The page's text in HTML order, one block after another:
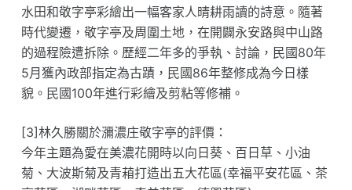
水田和敬字亭彩繪出一幅客家人晴耕雨讀的詩意。隨著
時代變遷，敬字亭及周圍土地，在開闢永安路與中山路
的過程險遭拆除。歷經二年多的爭執、討論，民國80年
5月獲內政部指定為古蹟，民國86年整修成為今日樣
貌。民國100年進行彩繪及剪粘等修補。
[3]林久勝關於瀰濃庄敬字亭的評價：
今年主題為愛在美濃花開時以向日葵、百日草、小油
菊、大波斯菊及青葙打造出五大花區(幸福平安花區、茶